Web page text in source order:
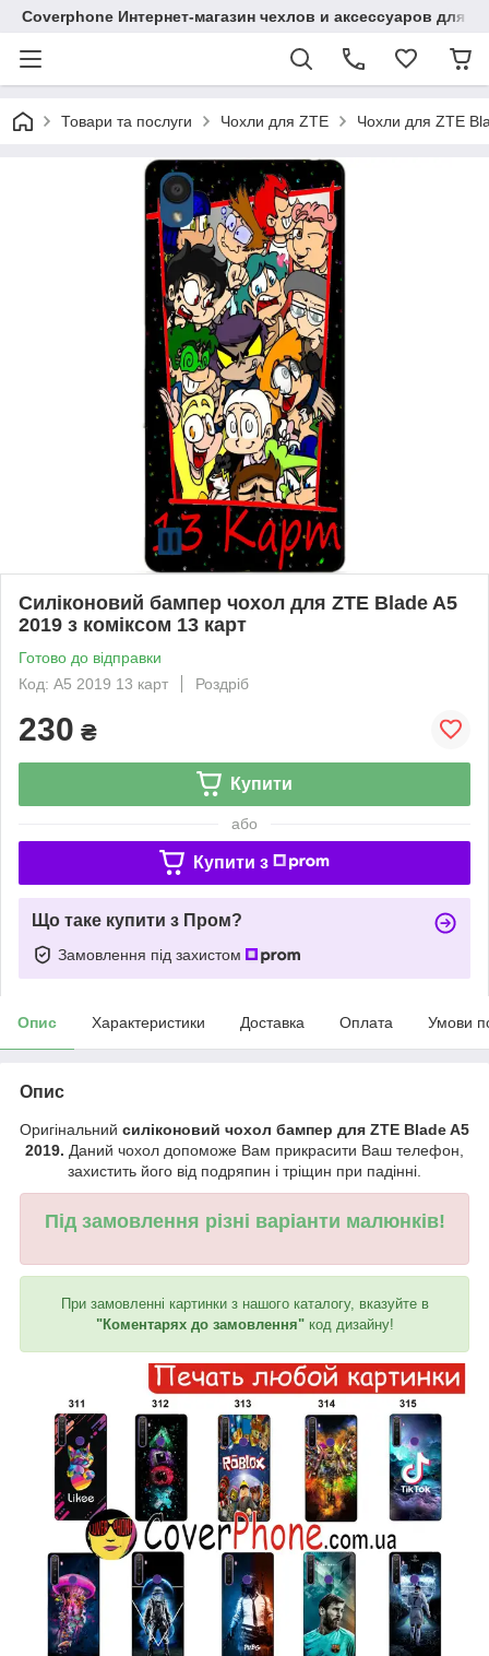
Coverphone Интернет-магазин чехлов и аксессуаров для
Товари та послуги Чохли для ZTE Чохли для ZTE
Силіконовий бампер чохол для ZTE Blade A5
2019 з коміксом 13 карт
Готово до відправки
Код: A5 2019 13 карт
Роздріб
230 ₴
Купити
або
Купити з
Що таке купити з Пром?
Замовлення під захистом
Опис Характеристики Доставка Оплата Умови
Опис
Оригінальний силіконовий чохол бампер для ZTE Blade A5
2019. Даний чохол допоможе Вам прикрасити Ваш телефон,
захистить його від подряпин і тріщин при падінні.
Під замовлення різні варіанти малюнків!
При замовленні картинки з нашого каталогу, вказуйте в
"Коментарях до замовлення"код дизайну!